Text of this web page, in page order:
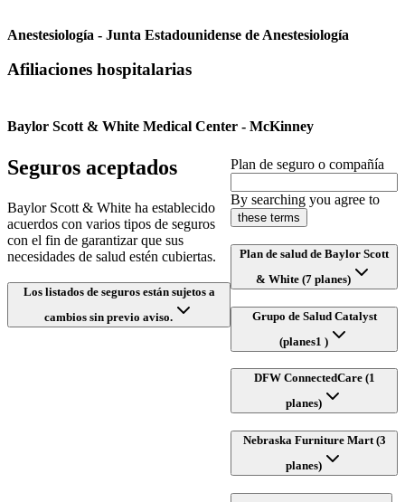
Anestesiología - Junta Estadounidense de Anestesiología
Afiliaciones hospitalarias
Baylor Scott & White Medical Center - McKinney
Seguros aceptados
Baylor Scott & White ha establecido
acuerdos con varios tipos de seguros
con el fin de garantizar que sus
necesidades de salud estén cubiertas.
Los listados de seguros están sujetos a
cambios sin previo aviso.
Plan de seguro o compañía
By searching you agree to
these terms
Plan de salud de Baylor Scott
& White (7 planes)
Grupo de Salud Catalyst
(planes1 )
DFW ConnectedCare (1
planes)
Nebraska Furniture Mart (3
planes)